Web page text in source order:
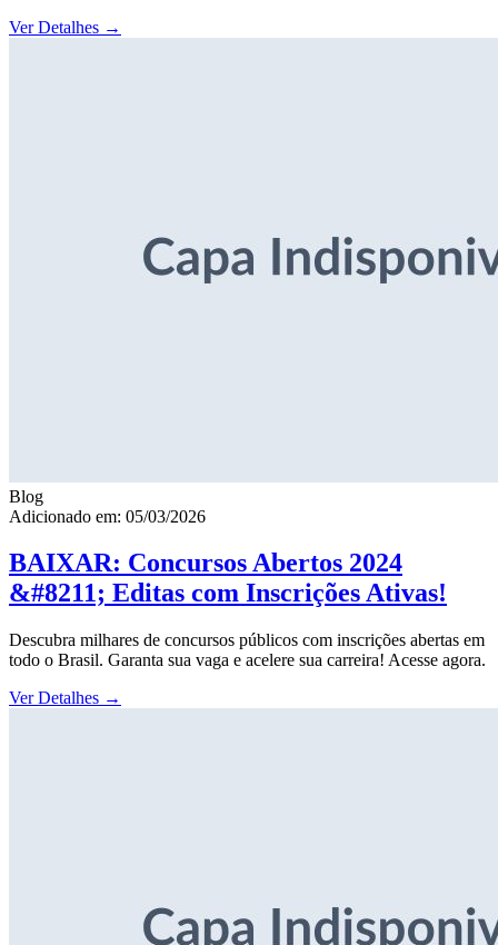
Ver Detalhes →
Blog
Adicionado em: 05/03/2026
BAIXAR: Concursos Abertos 2024
&#8211; Editas com Inscrições Ativas!
Descubra milhares de concursos públicos com inscrições abertas em
todo o Brasil. Garanta sua vaga e acelere sua carreira! Acesse agora.
Ver Detalhes →